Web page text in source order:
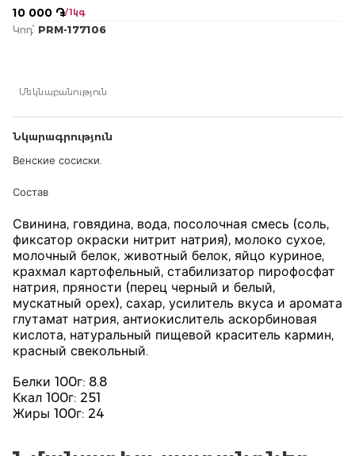
10 000 ֏/ 1կգ
Կոդ՝ PRM-177106
Մեկնաբանություն
Նկարագրություն
Венские сосиски.
Состав
Свинина, говядина, вода, посолочная смесь (соль,
фиксатор окраски нитрит натрия), молоко сухое,
молочный белок, животный белок, яйцо куриное,
крахмал картофельный, стабилизатор пирофосфат
натрия, пряности (перец черный и белый,
мускатный орех), сахар, усилитель вкуса и аромата
глутамат натрия, антиокислитель аскорбиновая
кислота, натуральный пищевой краситель кармин,
красный свекольный.
Белки 100г: 8.8
Ккал 100г: 251
Жиры 100г: 24